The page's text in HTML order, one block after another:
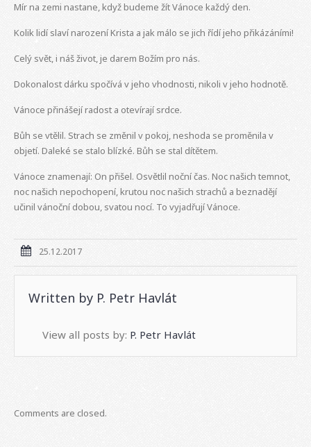
Mír na zemi nastane, když budeme žít Vánoce každý den.
Kolik lidí slaví narození Krista a jak málo se jich řídí jeho přikázáními!
Celý svět, i náš život, je darem Božím pro nás.
Dokonalost dárku spočívá v jeho vhodnosti, nikoli v jeho hodnotě.
Vánoce přinášejí radost a otevírají srdce.
Bůh se vtělil. Strach se změnil v pokoj, neshoda se proměnila v
objetí. Daleké se stalo blízké. Bůh se stal dítětem.
Vánoce znamenají: On přišel. Osvětlil noční čas. Noc našich temnot,
noc našich nepochopení, krutou noc našich strachů a beznadějí
učinil vánoční dobou, svatou nocí. To vyjadřují Vánoce.
25.12.2017
Written by P. Petr Havlát
View all posts by: P. Petr Havlát
Comments are closed.